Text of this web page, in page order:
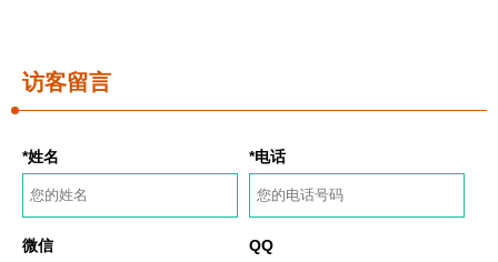
访客留言
*姓名 *电话
微信 QQ